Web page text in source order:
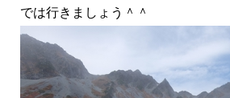
では行きましょう＾＾